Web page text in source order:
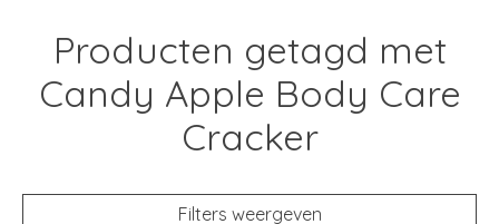
Producten getagd met
Candy Apple Body Care
Cracker
Filters weergeven